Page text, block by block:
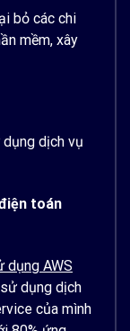
bỏ các chi
mềm, xây
dịch vụ
toán
dụng AWS
dụng dịch
của mình